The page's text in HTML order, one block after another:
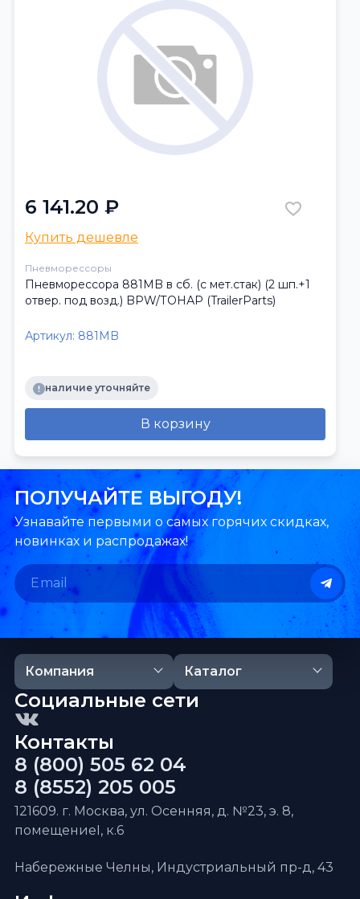
6 141.20 ₽
Купить дешевле
Пневморессоры
Пневморессора 881MB в сб. (с мет.стак) (2 шп.+1
отвер. под возд.) BPW/ТОНАР (TrailerParts)
Артикул: 881MB
наличие уточняйте
В корзину
ПОЛУЧАЙТЕ ВЫГОДУ!
Узнавайте первыми о самых горячих скидках,
новинках и распродажах!
Компания Каталог
Контакты
8 (800) 505 62 04
8 (8552) 205 005
121609. г. Москва, ул. Осенняя, д. №23, э. 8,
помещениеI, к.6
Набережные Челны, Индустриальный пр-д, 43
Социальные сети